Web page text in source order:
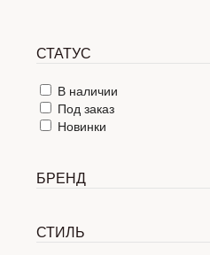
СТАТУС
В наличии
Под заказ
Новинки
БРЕНД
СТИЛЬ